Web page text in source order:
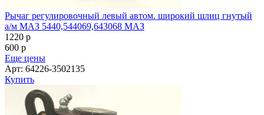
Рычаг регулировочный левый автом. широкий шлиц гнутый
а/м МАЗ 5440,544069,643068 МАЗ
1220 p
600 p
Еще цены
Арт: 64226-3502135
Купить